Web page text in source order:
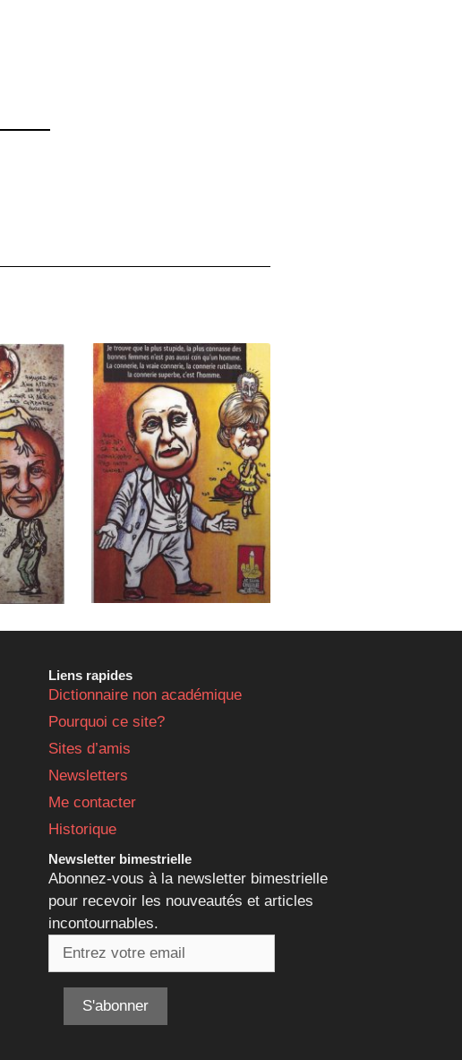
Liens rapides
Dictionnaire non académique
Pourquoi ce site?
Sites d’amis
Newsletters
Me contacter
Historique
Newsletter bimestrielle
Abonnez-vous à la newsletter bimestrielle
pour recevoir les nouveautés et articles
incontournables.